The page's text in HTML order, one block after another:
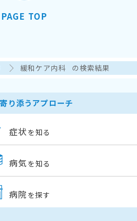
PAGE TOP
緩和ケア内科 の検索結果
り添うアプローチ
症状 を知る
病気 を知る
病院 を探す